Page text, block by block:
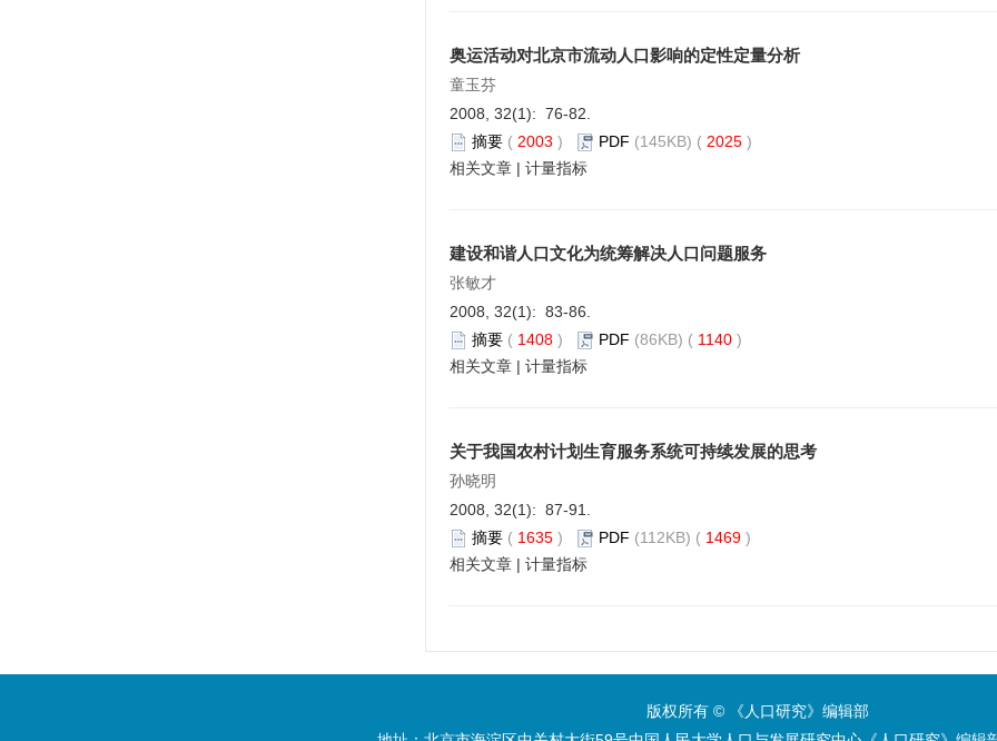
奥运活动对北京市流动人口影响的定性定量分析
童玉芬
2008, 32(1): 76-82.
摘要 ( 2003 ) PDF (145KB) ( 2025 )
相关文章 | 计量指标
建设和谐人口文化为统筹解决人口问题服务
张敏才
2008, 32(1): 83-86.
摘要 ( 1408 ) PDF (86KB) ( 1140 )
相关文章 | 计量指标
关于我国农村计划生育服务系统可持续发展的思考
孙晓明
2008, 32(1): 87-91.
摘要 ( 1635 ) PDF (112KB) ( 1469 )
相关文章 | 计量指标
版权所有 © 《人口研究》编辑部